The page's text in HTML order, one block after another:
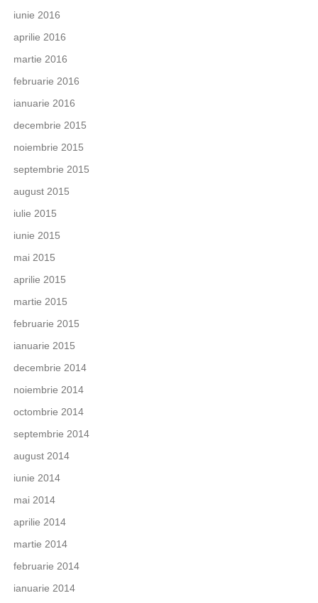
iunie 2016
aprilie 2016
martie 2016
februarie 2016
ianuarie 2016
decembrie 2015
noiembrie 2015
septembrie 2015
august 2015
iulie 2015
iunie 2015
mai 2015
aprilie 2015
martie 2015
februarie 2015
ianuarie 2015
decembrie 2014
noiembrie 2014
octombrie 2014
septembrie 2014
august 2014
iunie 2014
mai 2014
aprilie 2014
martie 2014
februarie 2014
ianuarie 2014